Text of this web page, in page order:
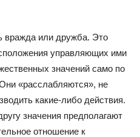
или дружба. Это
управляющих ими
значений само по
«расслабляются», не
какие-либо действия.
значения предполагают
отношение к